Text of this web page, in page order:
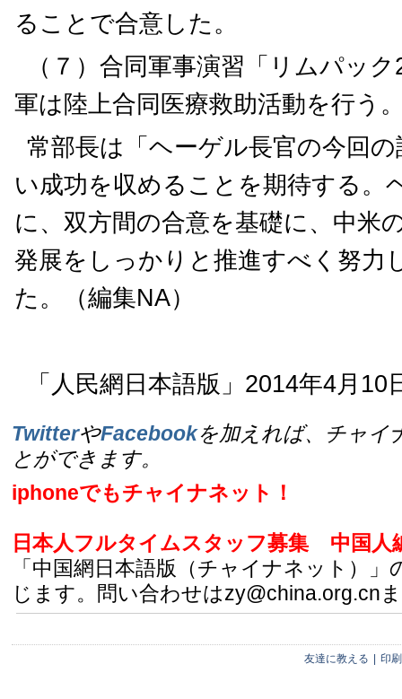
ることで合意した。
（７）合同軍事演習「リムパッ
軍は陸上合同医療救助活動を行う
常部長は「ヘーゲル長官の今回
い成功を収めることを期待する。
に、双方間の合意を基礎に、中米
発展をしっかりと推進すべく努力
た。（編集NA）
「人民網日本語版」2014年4月10
TwitterやFacebookを加えれば、チャイ
とができます。
iphoneでもチャイナネット！
日本人フルタイムスタッフ募集
中国人
「中国網日本語版（チャイナネット）」
じます。問い合わせはzy@china.org.cn
友達に教える 印刷